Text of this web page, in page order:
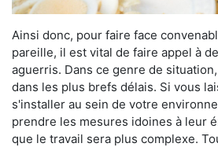
Ainsi donc, pour faire face
pareille, il est vital de faire appel à
aguerris. Dans ce genre de
dans les plus brefs délais. Si vous
s'installer au sein de votre
prendre les mesures idoines à leur
que le travail sera plus complexe.